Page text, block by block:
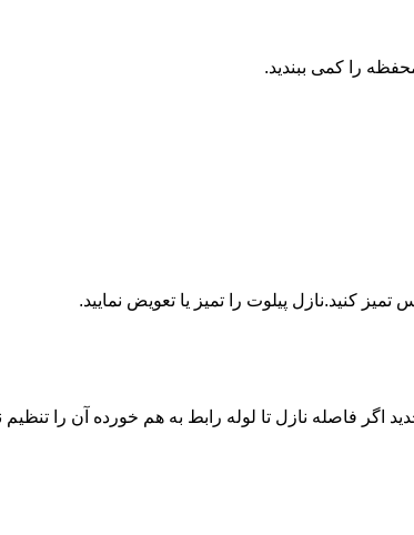
را کمی ببندید.
کنید.نازل پیلوت را تمیز یا تعویض نمایید.
فاصله نازل تا لوله رابط به هم خورده آن را تنظیم